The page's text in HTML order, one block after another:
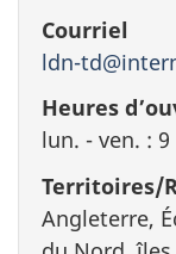
Courriel
ldn-
Heures
lun. - ven. : 9
Territoires/
Angleterre,